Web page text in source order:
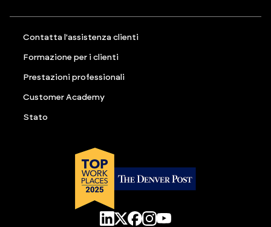
Contatta l'assistenza clienti
Formazione per i clienti
Prestazioni professionali
Customer Academy
Stato